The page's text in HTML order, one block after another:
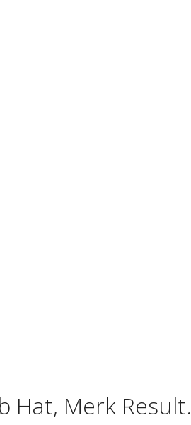
Hat, Merk Result.